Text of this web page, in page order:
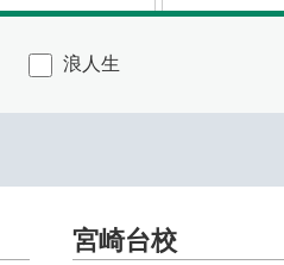
浪人生
宮崎台校